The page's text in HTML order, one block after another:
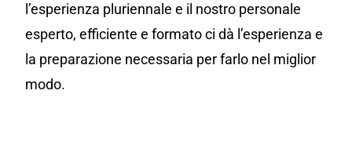
l’esperienza pluriennale e il nostro personale
esperto, efficiente e formato ci dà l’esperienza e
la preparazione necessaria per farlo nel miglior
modo.